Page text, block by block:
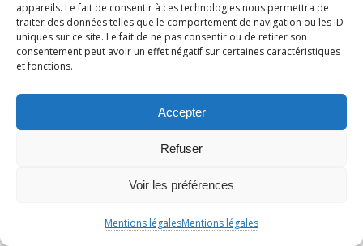
appareils. Le fait de consentir à ces technologies nous permettra de
traiter des données telles que le comportement de navigation ou les ID
uniques sur ce site. Le fait de ne pas consentir ou de retirer son
consentement peut avoir un effet négatif sur certaines caractéristiques
et fonctions.
Accepter
Refuser
Voir les préférences
Mentions légalesMentions légales
DEBAT
DÉCHÉANCEDENATIONALITÉ
DÉGRADATION